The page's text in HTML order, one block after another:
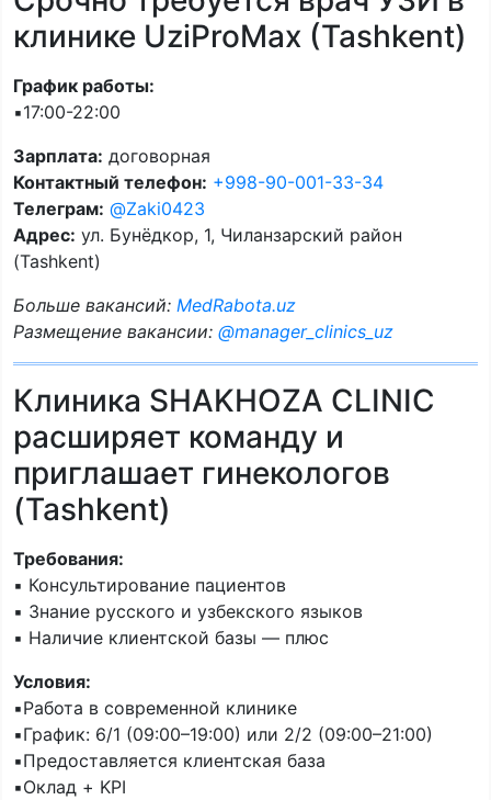
клинике UziProMax (Tashkent)
График работы:
▪️17:00-22:00
Зарплата: договорная
Контактный телефон: +998-90-001-33-34
Телеграм: @Zaki0423
Адрес: ул. Бунёдкор, 1, Чиланзарский район
(Tashkent)
Больше вакансий: MedRabota.uz
Размещение вакансии: @manager_clinics_uz
Клиника SHAKHOZA CLINIC
расширяет команду и
приглашает гинекологов
(Tashkent)
Требования:
▪️ Консультирование пациентов
▪️ Знание русского и узбекского языков
▪️ Наличие клиентской базы — плюс
Условия:
▪️Работа в современной клинике
▪️График: 6/1 (09:00–19:00) или 2/2 (09:00–21:00)
▪️Предоставляется клиентская база
▪️Оклад + KPI